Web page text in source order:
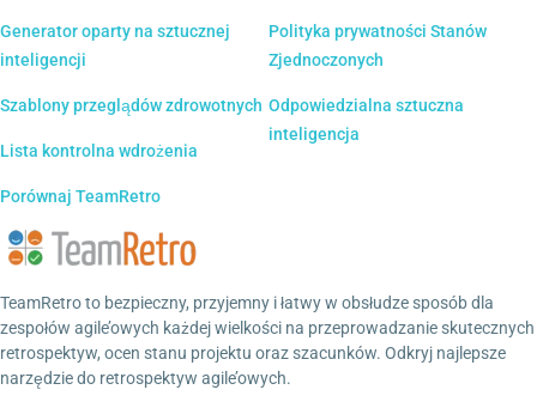
Generator oparty na sztucznej
inteligencji
Szablony przeglądów zdrowotnych
Lista kontrolna wdrożenia
Porównaj TeamRetro
Polityka prywatności Stanów
Zjednoczonych
Odpowiedzialna sztuczna
inteligencja
TeamRetro to bezpieczny, przyjemny i łatwy w obsłudze sposób dla
zespołów agile’owych każdej wielkości na przeprowadzanie skutecznych
retrospektyw, ocen stanu projektu oraz szacunków. Odkryj najlepsze
narzędzie do retrospektyw agile’owych.